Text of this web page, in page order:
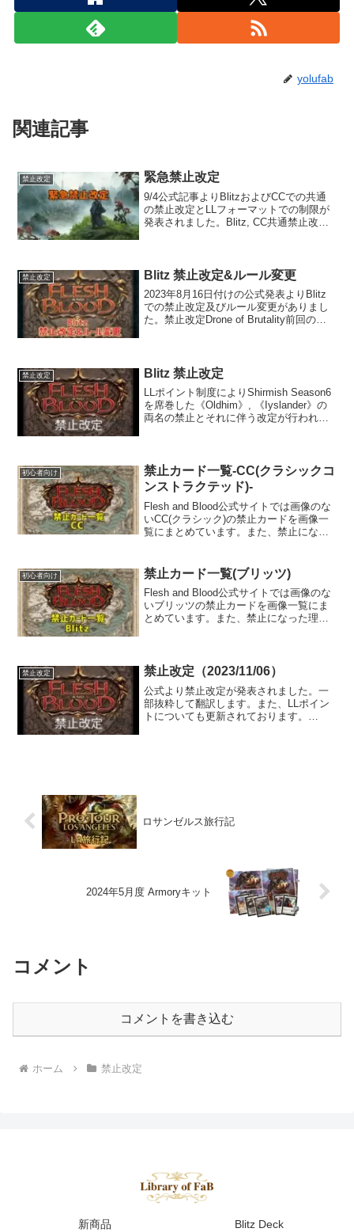
yolufab
関連記事
禁止改定 緊急禁止改定
9/4公式記事よりBlitzおよびCCでの共通
の禁止改定とLLフォーマットでの制限が
発表されました。Blitz, CC共通禁止改
禁止改定 Blitz 禁止改定&ルール変更
2023年8月16日付けの公式発表よりBlitz
での禁止改定及びルール変更がありまし
た。禁止改定Drone of Brutality前回の改
禁止改定 Blitz 禁止改定
LLポイント制度によりShirmish Season6
を席巻した《Oldhim》, 《Iyslander》の
両名の禁止とそれに伴う改定が行われま
初心者向け
禁止カード一覧-CC(クラシックコ
ンストラクテッド)-
Flesh and Blood公式サイトでは画像のな
いCC(クラシック)の禁止カードを画像一
覧にまとめています。また、禁止になっ
初心者向け 禁止カード一覧(ブリッツ)
Flesh and Blood公式サイトでは画像のな
いブリッツの禁止カードを画像一覧にま
とめています。また、禁止になった理由
禁止改定 禁止改定（2023/11/06）
公式より禁止改定が発表されました。一
部抜粋して翻訳します。また、LLポイン
トについても更新されております。
ロサンゼルス旅行記
2024年5月度 Armoryキット
コメント
コメントを書き込む
ホーム 禁止改定
新商品 Blitz Deck